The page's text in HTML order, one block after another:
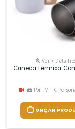
Ver +
Caneca Térmica
Por: M J C
ORÇAR